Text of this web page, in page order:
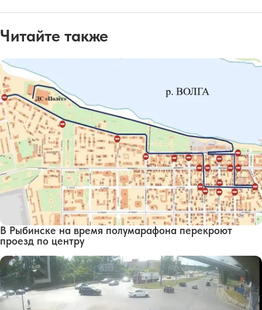
Читайте также
В Рыбинске на время полумарафона перекроют
проезд по центру